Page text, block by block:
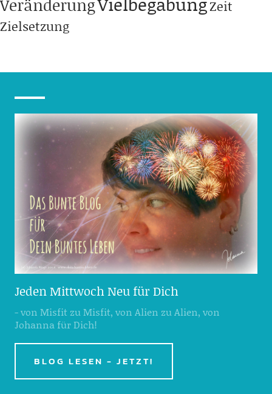
Veränderung
Zeit
Zielsetzung
Jeden Mittwoch Neu für Dich
- von Misfit zu Misfit, von Alien zu Alien, von
Johanna für Dich!
BLOG LESEN - JETZT!